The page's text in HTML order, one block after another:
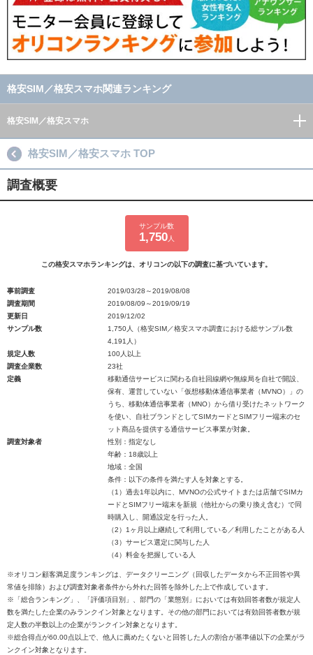
格安SIM／格安スマホ関連ランキング
格安SIM／格安スマホ
格安SIM／格安スマホ TOP
調査概要
サンプル数
1,750人
この格安スマホランキングは、オリコンの以下の調査に基づいています。
事前調査
2019/03/28～2019/08/08
調査期間
2019/08/09～2019/09/19
更新日
2019/12/02
サンプル数
1,750人（格安SIM／格安スマホ調査における総サンプル数
4,191人）
規定人数
100人以上
調査企業数
23社
定義
移動通信サービスに関わる自社回線網や無線局を自社で開設、
保有、運営していない「仮想移動体通信事業者（MVNO）」の
うち、移動体通信事業者（MNO）から借り受けたネットワーク
を使い、自社ブランドとしてSIMカードとSIMフリー端末のセ
ット商品を提供する通信サービス事業が対象。
調査対象者
性別：指定なし
年齢：18歳以上
地域：全国
条件：以下の条件を満たす人を対象とする。
（1）過去1年以内に、MVNOの公式サイトまたは店舗でSIMカ
ードとSIMフリー端末を新規（他社からの乗り換え含む）で同
時購入し、開通設定を行った人。
（2）1ヶ月以上継続して利用している／利用したことがある人
（3）サービス選定に関与した人
（4）料金を把握している人
※オリコン顧客満足度ランキングは、データクリーニング（回収したデータから不正回答や異
常値を排除）および調査対象者条件から外れた回答を除外した上で作成しています。
※「総合ランキング」、「評価項目別」、部門の「業態別」においては有効回答者数が規定人
数を満たした企業のみランクイン対象となります。その他の部門においては有効回答者数が規
定人数の半数以上の企業がランクイン対象となります。
※総合得点が60.00点以上で、他人に薦めたくないと回答した人の割合が基準値以下の企業がラ
ンクイン対象となります。